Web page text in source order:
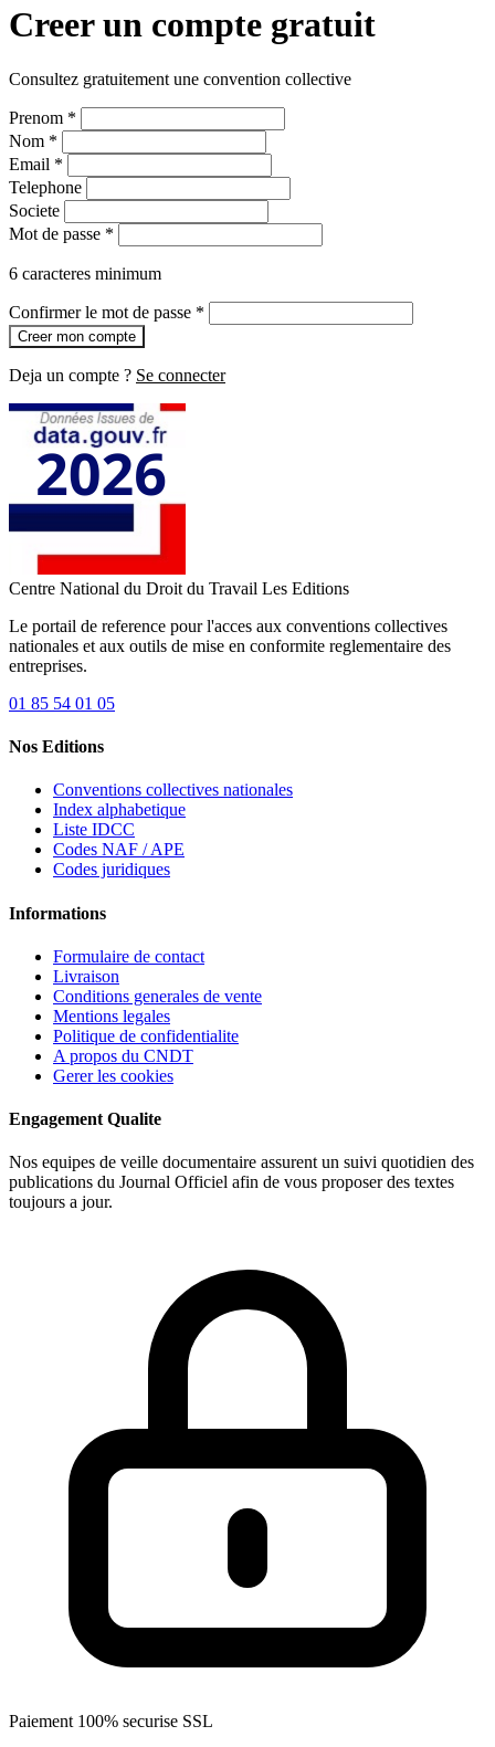
Creer un compte gratuit
Consultez gratuitement une convention collective
Prenom *
Nom *
Email *
Telephone
Societe
Mot de passe *
6 caracteres minimum
Confirmer le mot de passe *
Creer mon compte
Deja un compte ? Se connecter
Centre National du Droit du Travail Les Editions
Le portail de reference pour l'acces aux conventions collectives
nationales et aux outils de mise en conformite reglementaire des
entreprises.
01 85 54 01 05
Nos Editions
Conventions collectives nationales
Index alphabetique
Liste IDCC
Codes NAF / APE
Codes juridiques
Informations
Formulaire de contact
Livraison
Conditions generales de vente
Mentions legales
Politique de confidentialite
A propos du CNDT
Gerer les cookies
Engagement Qualite
Nos equipes de veille documentaire assurent un suivi quotidien des
publications du Journal Officiel afin de vous proposer des textes
toujours a jour.
Paiement 100% securise SSL